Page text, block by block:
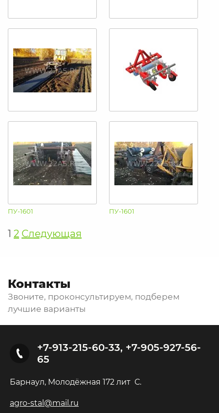
ПУ-1601 ПУ-1601
1 2 Следующая
Контакты
Звоните, проконсультируем, подберем
лучшие варианты
+7-913-215-60-33, +7-905-927-56-
65
Барнаул, Молодёжная 172 лит С.
agro-stal@mail.ru